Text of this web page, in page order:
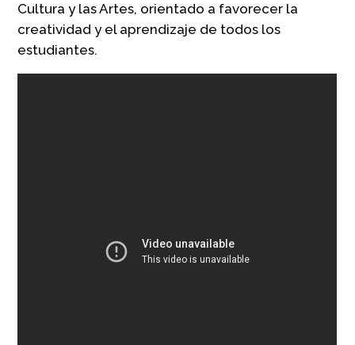
Cultura y las Artes, orientado a favorecer la
creatividad y el aprendizaje de todos los
estudiantes.